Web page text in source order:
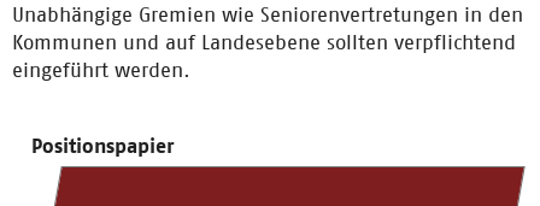
Unabhängige Gremien wie Seniorenvertretungen in den
Kommunen und auf Landesebene sollten verpflichtend
eingeführt werden.
Positionspapier